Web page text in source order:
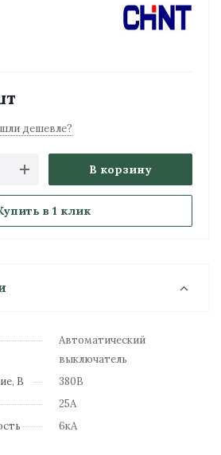
дешевле?
В корзину
в 1 клик
Автоматический
выключатель
В
380В
25А
6кА